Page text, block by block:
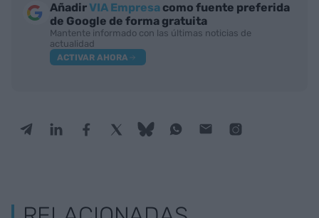
AñadirVIA Empresa como fuente preferida
de Google de forma gratuita
Mantente informado con las últimas noticias de
actualidad
ACTIVAR AHORA